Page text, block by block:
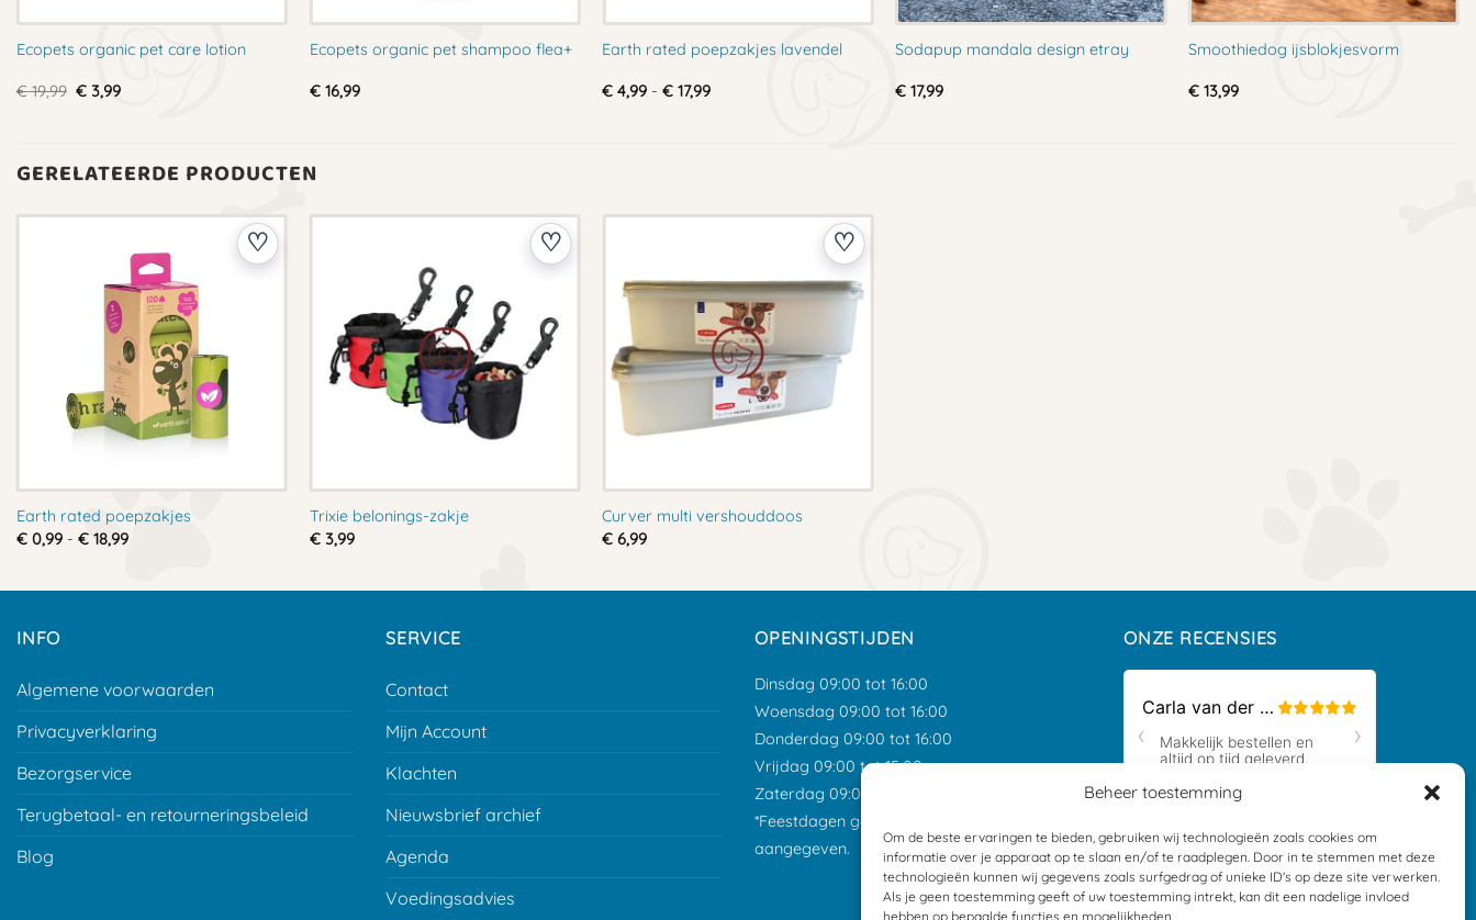
Beheer toestemming
Om de beste ervaringen te bieden, gebruiken wij technologieën zoals cookies om
informatie over je apparaat op te slaan en/of te raadplegen. Door in te stemmen met deze
technologieën kunnen wij gegevens zoals surfgedrag of unieke ID's op deze site verwerken.
Als je geen toestemming geeft of uw toestemming intrekt, kan dit een nadelige invloed
hebben op bepaalde functies en mogelijkheden.
Ecopets organic pet care lotion
€19,99 Oorspronkelijke
prijs
€ 3,99Huidige
Ecopets organic pet shampoo flea+
€16,99
Earth rated poepzakjes lavendel
€ 4,99 - € 17,99Prijsklasse:
Sodapup mandala design etray
€ 17,99
Smoothiedog ijsblokjesvorm
€13,99
GERELATEERDE PRODUCTEN
Earth rated poepzakjes
€0,99 - €18,99Prijsklasse:
Trixie belonings-zakje
€3,99
Curver multi vershouddoos
€ 6,99
INFO
Algemene voorwaarden
Privacyverklaring
Bezorgservice
Terugbetaal- en retourneringsbeleid
Blog
SERVICE
Contact
Mijn Account
Klachten
Nieuwsbrief archief
Agenda
Voedingsadvies
OPENINGSTIJDEN
Dinsdag 09:00 tot 16:00
Woensdag 09:00 tot 16:00
Donderdag 09:00 tot 16:00
Vrijdag 09:00 tot 15:00
Zaterdag 09:00 tot 12:00
*Feestdagen gesloten tenzij anders
aangegeven.
ONZE RECENSIES